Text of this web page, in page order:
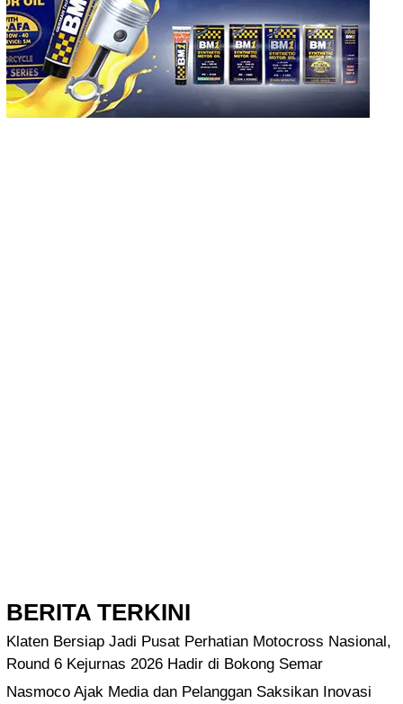
BERITA TERKINI
Klaten Bersiap Jadi Pusat Perhatian Motocross Nasional,
Round 6 Kejurnas 2026 Hadir di Bokong Semar
Nasmoco Ajak Media dan Pelanggan Saksikan Inovasi